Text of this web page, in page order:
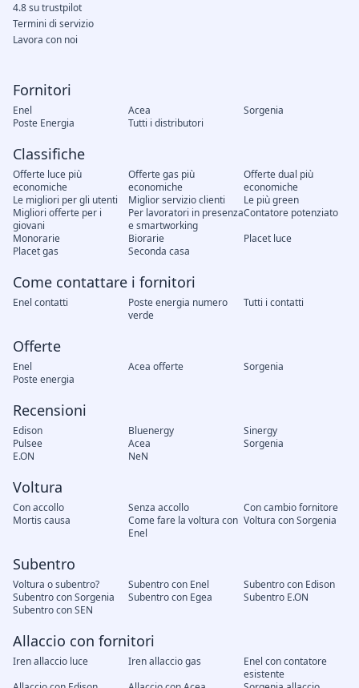
Fornitori
Enel Acea
Sorgenia
Poste Energia
Tutti i distributori
Classifiche
Offerte luce più
economiche
Offerte gas più
economiche
Offerte dual più
economiche
Le migliori per gli utenti
Miglior servizio clienti
Le più green
Migliori offerte per i
giovani
Per lavoratori in presenza
e smartworking
Contatore potenziato
Monorarie
Biorarie
Placet luce
Placet gas
Seconda casa
Come contattare i fornitori
Enel contatti
Poste energia numero
verde
Tutti i contatti
Offerte
Enel Acea offerte
Sorgenia
Poste energia
Recensioni
Edison Bluenergy
Sinergy
Pulsee
Acea
Sorgenia
E.ON
NeN
Voltura
Con accollo Senza accollo
Con cambio fornitore
Mortis causa
Come fare la voltura con
Enel
Voltura con Sorgenia
Subentro
Voltura o subentro? Subentro con Enel
Subentro con Edison
Subentro con Sorgenia
Subentro con Egea
Subentro E.ON
Subentro con SEN
Allaccio con fornitori
Iren allaccio luce Iren allaccio gas
Enel con contatore
esistente
4.8 su trustpilot
Termini di servizio
Lavora con noi